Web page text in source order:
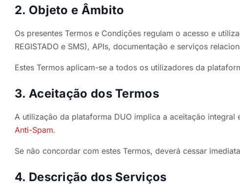
2. Objeto e Âmbito
Os presentes Termos e Condições regulam o acesso e
REGISTADO e SMS), APIs, documentação e serviços
Estes Termos aplicam-se a todos os utilizadores da
3. Aceitação dos Termos
A utilização da plataforma DUO implica a aceitação integral
Anti-Spam.
Se não concordar com estes Termos, deverá cessar
4. Descrição dos Serviços